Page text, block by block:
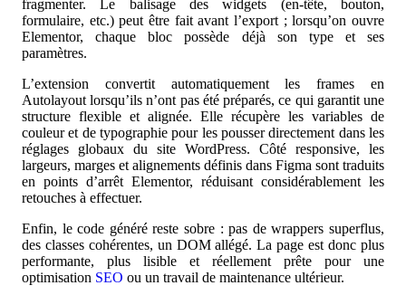
fragmenter. Le balisage des widgets (en-tête, bouton,
formulaire, etc.) peut être fait avant l’export ; lorsqu’on ouvre
Elementor, chaque bloc possède déjà son type et ses
paramètres.
L’extension convertit automatiquement les frames en
Autolayout lorsqu’ils n’ont pas été préparés, ce qui garantit une
structure flexible et alignée. Elle récupère les variables de
couleur et de typographie pour les pousser directement dans les
réglages globaux du site WordPress. Côté responsive, les
largeurs, marges et alignements définis dans Figma sont traduits
en points d’arrêt Elementor, réduisant considérablement les
retouches à effectuer.
Enfin, le code généré reste sobre : pas de wrappers superflus,
des classes cohérentes, un DOM allégé. La page est donc plus
performante, plus lisible et réellement prête pour une
optimisation SEO ou un travail de maintenance ultérieur.